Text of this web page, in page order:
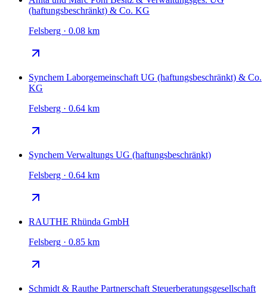
(haftungsbeschränkt) & Co. KG
Felsberg · 0.08 km
Synchem Laborgemeinschaft UG (haftungsbeschränkt) & Co.
KG
Felsberg · 0.64 km
Synchem Verwaltungs UG (haftungsbeschränkt)
Felsberg · 0.64 km
RAUTHE Rhünda GmbH
Felsberg · 0.85 km
Schmidt & Rauthe Partnerschaft Steuerberatungsgesellschaft